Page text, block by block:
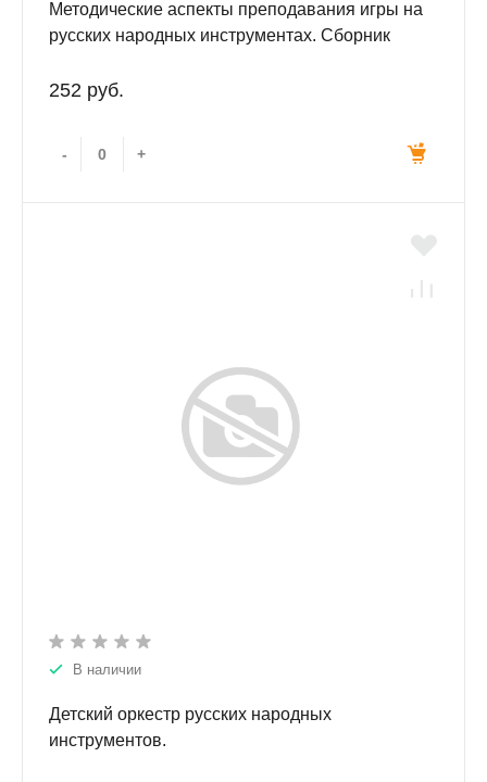
Методические аспекты преподавания игры на
русских народных инструментах. Сборник
252 руб.
- +
В наличии
Детский оркестр русских народных
инструментов.